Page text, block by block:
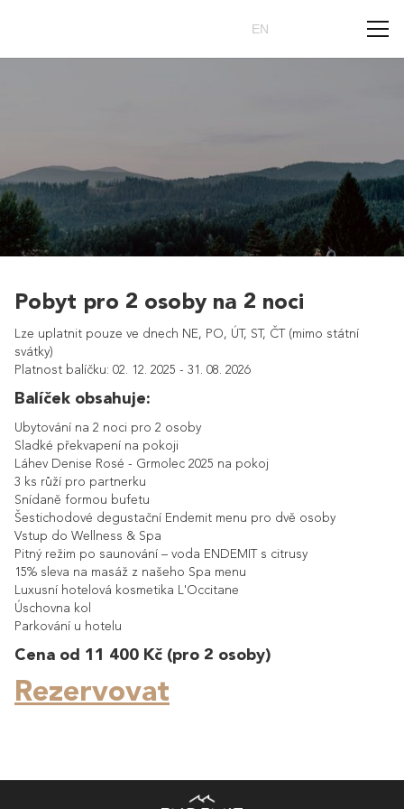
EN
Pobyt pro 2 osoby na 2 noci
Lze uplatnit pouze ve dnech NE, PO, ÚT, ST, ČT (mimo státní
svátky)
Platnost balíčku: 02. 12. 2025 - 31. 08. 2026
Balíček obsahuje:
Ubytování na 2 noci pro 2 osoby
Sladké překvapení na pokoji
Láhev Denise Rosé - Grmolec 2025 na pokoj
3 ks růží pro partnerku
Snídaně formou bufetu
Šestichodové degustační Endemit menu pro dvě osoby
Vstup do Wellness & Spa
Pitný režim po saunování – voda ENDEMIT s citrusy
15% sleva na masáž z našeho Spa menu
Luxusní hotelová kosmetika L'Occitane
Úschovna kol
Parkování u hotelu
Cena od 11 400 Kč (pro 2 osoby)
Rezervovat